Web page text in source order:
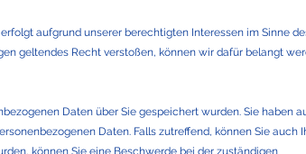
aufgrund unserer berechtigten Interessen im Sinne
geltendes Recht verstoßen, können wir dafür belangt
Daten über Sie gespeichert wurden. Sie haben
Daten. Falls zutreffend, können Sie auch
können Sie eine Beschwerde bei der zuständigen